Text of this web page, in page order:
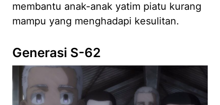
membantu anak-anak yatim piatu kurang
mampu yang menghadapi kesulitan.
Generasi S-62